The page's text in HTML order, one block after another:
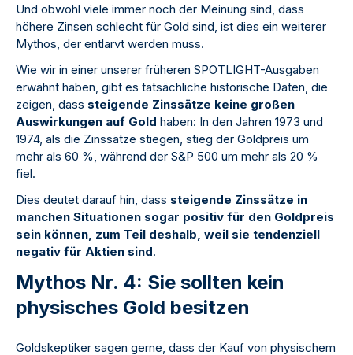
Und obwohl viele immer noch der Meinung sind, dass
höhere Zinsen schlecht für Gold sind, ist dies ein weiterer
Mythos, der entlarvt werden muss.
Wie wir in einer unserer früheren SPOTLIGHT-Ausgaben
erwähnt haben, gibt es tatsächliche historische Daten, die
zeigen, dass steigende Zinssätze keine großen
Auswirkungen auf Gold haben: In den Jahren 1973 und
1974, als die Zinssätze stiegen, stieg der Goldpreis um
mehr als 60 %, während der S&P 500 um mehr als 20 %
fiel.
Dies deutet darauf hin, dass steigende Zinssätze in
manchen Situationen sogar positiv für den Goldpreis
sein können, zum Teil deshalb, weil sie tendenziell
negativ für Aktien sind.
Mythos Nr. 4: Sie sollten kein
physisches Gold besitzen
Goldskeptiker sagen gerne, dass der Kauf von physischem